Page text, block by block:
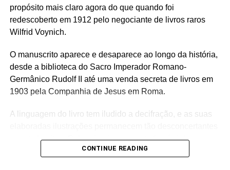
propósito mais claro agora do que quando foi
redescoberto em 1912 pelo negociante de livros raros
Wilfrid Voynich.
O manuscrito aparece e desaparece ao longo da história,
desde a biblioteca do Sacro Imperador Romano-
Germânico Rudolf II até uma venda secreta de livros em
1903 pela Companhia de Jesus em Roma.
A linguagem do livro tem iludido a decifração, e as suas
quanto bonitas. Pela primeira vez, este facsímial,
completo com secções dobráveis elaboradas, permite
CONTINUE READING